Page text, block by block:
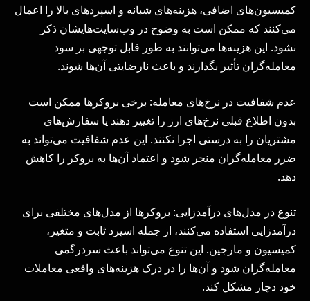
کمیسیون‌های اضافی، هزینه‌های شبانه و اسپردهای بالا را اعمال
می‌کنند که ممکن است به وضوح در وب‌سایت‌هایشان ذکر
نشود. این هزینه‌ها می‌توانند به طور قابل توجهی بر سود
معامله‌گران تأثیر بگذارند و باعث نارضایتی آن‌ها شوند.
عدم شفافیت در نرخ‌های معامله: برخی بروکرها ممکن است
بدون اطلاع قبلی نرخ‌های ارز را تغییر دهند یا سفارش‌های
مشتریان را به درستی اجرا نکنند. این عدم شفافیت می‌تواند به
ضرر معامله‌گران منجر شود و اعتماد آن‌ها به بروکر را کاهش
دهد.
تنوع در مدل‌های درآمدزایی: بروکرها از مدل‌های مختلفی برای
درآمدزایی استفاده می‌کنند، از جمله اسپرد ثابت و متغیر،
کمیسیون و مارجین. این تنوع می‌تواند باعث سردرگمی
معامله‌گران شود و آن‌ها را در درک هزینه‌های واقعی معاملات
خود دچار مشکل کند.